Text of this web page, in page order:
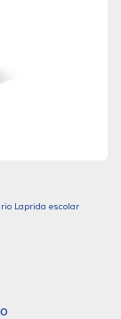
Laprida escolar